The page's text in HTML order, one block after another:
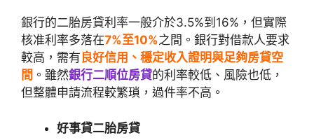
銀行的二胎房貸利率一般介於3.5%到16%，但實際
核准利率多落在7%至10%之間。銀行對借款人要求
較高，需有良好信用、穩定收入證明與足夠房貸空
間 。雖然銀行二順位房貸的利率較低、風險也低，
但整體申請流程較繁瑣，過件率不高。
好事貸二胎房貸